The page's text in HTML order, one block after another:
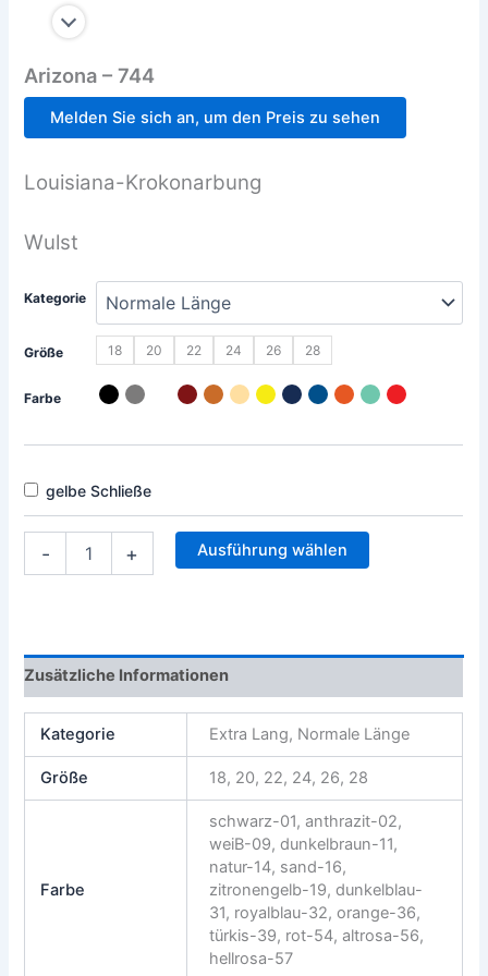
Arizona – 744
Melden Sie sich an, um den Preis zu sehen
Louisiana-Krokonarbung
Wulst
Kategorie
Größe 18 20 22 24 26 28
Farbe
gelbe Schließe
- + Ausführung wählen
Zusätzliche Informationen
Kategorie Extra Lang, Normale Länge
Größe 18, 20, 22, 24, 26, 28
Farbe
schwarz-01, anthrazit-02,
weiB-09, dunkelbraun-11,
natur-14, sand-16,
zitronengelb-19, dunkelblau-
31, royalblau-32, orange-36,
türkis-39, rot-54, altrosa-56,
hellrosa-57